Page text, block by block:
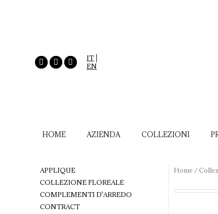
IT
EN
HOME AZIENDA COLLEZIONI
Home /
APPLIQUE
COLLEZIONE FLOREALE
COMPLEMENTI D'ARREDO
CONTRACT